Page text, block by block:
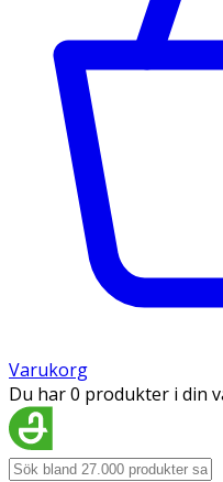
Varukorg
Du har 0 produkter i din